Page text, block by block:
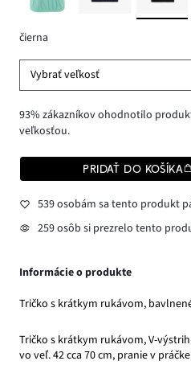
čierna
Vybrať veľkosť
93% zákazníkov ohodnotilo
veľkosťou.
PRIDAŤ DO KOŠÍKA
539 osobám sa tento produkt
259 osôb si prezrelo tento
Informácie o produkte
Tričko s krátkym rukávom,
Tričko s krátkym rukávom, V-
vo veľ. 42 cca 70 cm, pranie v